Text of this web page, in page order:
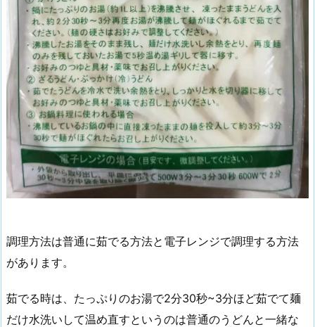
調理方法は普通に茹でる方法と電子レンジで調理する方法
があります。
茹でる時は、たっぷりのお湯で2分30秒~3分ほど茹でて麺
だけ水洗いして温め直すというのは普通のうどんと一緒な